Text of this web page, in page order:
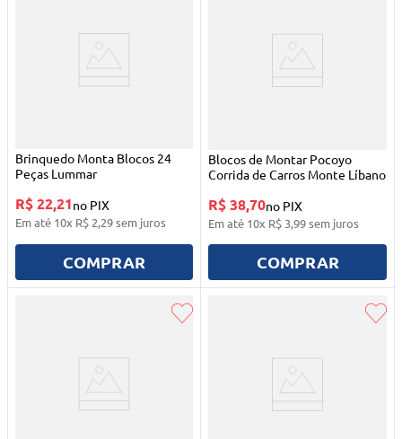
Brinquedo Monta Blocos 24
Peças Lummar
R$ 22,21no PIX
Em até 10x R$ 2,29sem juros
COMPRAR
Blocos de Montar Pocoyo
Corrida de Carros Monte Líbano
R$ 38,70no PIX
Em até 10x R$ 3,99sem juros
COMPRAR